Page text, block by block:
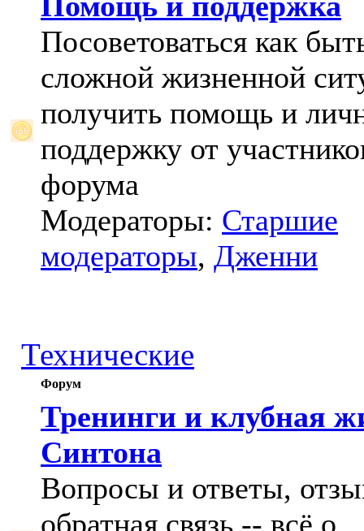
Посоветоваться как
сложной жизненной
получить помощь и
поддержку от
форума
Модераторы: Старшие
модераторы, Дженни
Технические
Форум
Тренинги и клубная
Синтона
Вопросы и ответы,
обратная связь -- всё о